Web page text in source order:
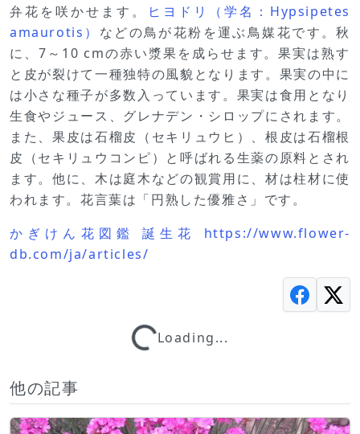
弁花を咲かせます。
ヒヨドリ（学名：Hypsipetes
amaurotis） などの鳥が花粉を運ぶ鳥媒花です。秋
に、7～10 cmの赤い漿果を成らせます。果実は熟す
と皮が裂けて一種独特の風貌となります。果実の中に
は小さな種子が多数入っています。果実は食用となり
生食やジュース、グレナデン・シロップにされます。
また、果皮は石榴皮（セキリュウヒ）、根皮は石榴根
皮（セキリュウコンピ）と呼ばれる生薬の原料とされ
ます。他に、木は庭木などの観賞用に、材は柱材に使
われます。花言葉は「円熟した優雅さ」です。
かぎけん花図鑑 誕生花 https://www.flower-
db.com/ja/articles/
Loading...Loading...
他の記事